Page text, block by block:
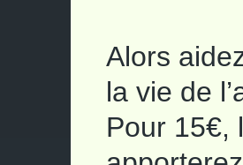
Alors
la vie de
Pour 15€,